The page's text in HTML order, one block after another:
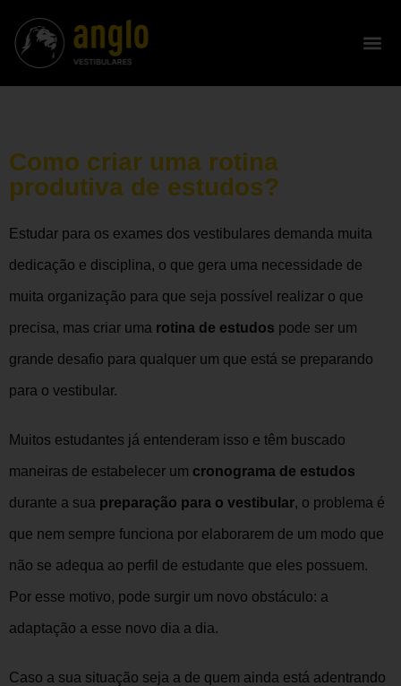
Como criar uma rotina
produtiva de estudos?
Estudar para os exames dos vestibulares demanda muita
dedicação e disciplina, o que gera uma necessidade de
muita organização para que seja possível realizar o que
precisa, mas criar uma rotina de estudos pode ser um
grande desafio para qualquer um que está se preparando
para o vestibular.
Muitos estudantes já entenderam isso e têm buscado
maneiras de estabelecer um cronograma de estudos
durante a sua preparação para o vestibular, o problema é
que nem sempre funciona por elaborarem de um modo que
não se adequa ao perfil de estudante que eles possuem.
Por esse motivo, pode surgir um novo obstáculo: a
adaptação a esse novo dia a dia.
Caso a sua situação seja a de quem ainda está adentrando